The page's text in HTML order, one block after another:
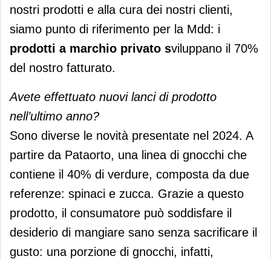
nostri prodotti e alla cura dei nostri clienti,
siamo punto di riferimento per la Mdd: i
prodotti a marchio privato sviluppano il 70%
del nostro fatturato.
Avete effettuato nuovi lanci di prodotto
nell’ultimo anno?
Sono diverse le novità presentate nel 2024. A
partire da Pataorto, una linea di gnocchi che
contiene il 40% di verdure, composta da due
referenze: spinaci e zucca. Grazie a questo
prodotto, il consumatore può soddisfare il
desiderio di mangiare sano senza sacrificare il
gusto: una porzione di gnocchi, infatti,